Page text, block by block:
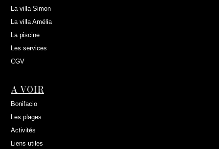
La villa Simon
La villa Amélia
La piscine
Les services
CGV
A VOIR
Bonifacio
Les plages
Activités
Liens utiles